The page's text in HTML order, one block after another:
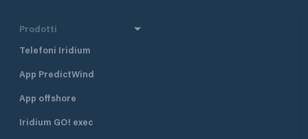
Prodotti
Telefoni Iridium
App PredictWind
App offshore
Iridium GO! exec